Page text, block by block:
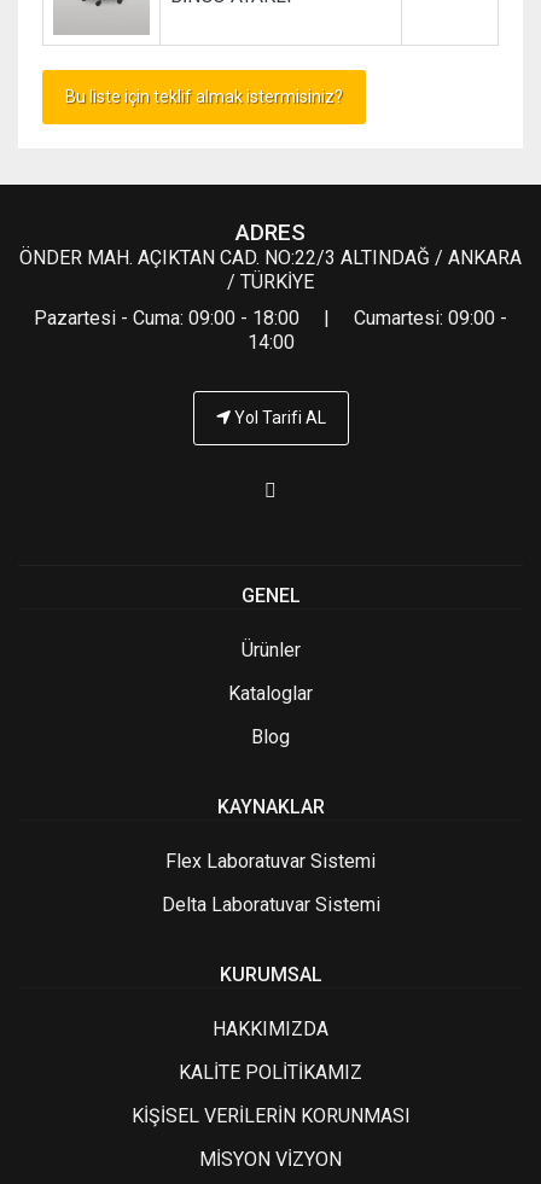
Bu liste için teklif almak istermisiniz?
ADRES
ÖNDER MAH. AÇIKTAN CAD. NO:22/3 ALTINDAĞ / ANKARA
/ TÜRKİYE
Pazartesi - Cuma: 09:00 - 18:00 | Cumartesi: 09:00 -
14:00
Yol Tarifi AL
GENEL
Ürünler
Kataloglar
Blog
KAYNAKLAR
Flex Laboratuvar Sistemi
Delta Laboratuvar Sistemi
KURUMSAL
HAKKIMIZDA
KALİTE POLİTİKAMIZ
KİŞİSEL VERİLERİN KORUNMASI
MİSYON VİZYON